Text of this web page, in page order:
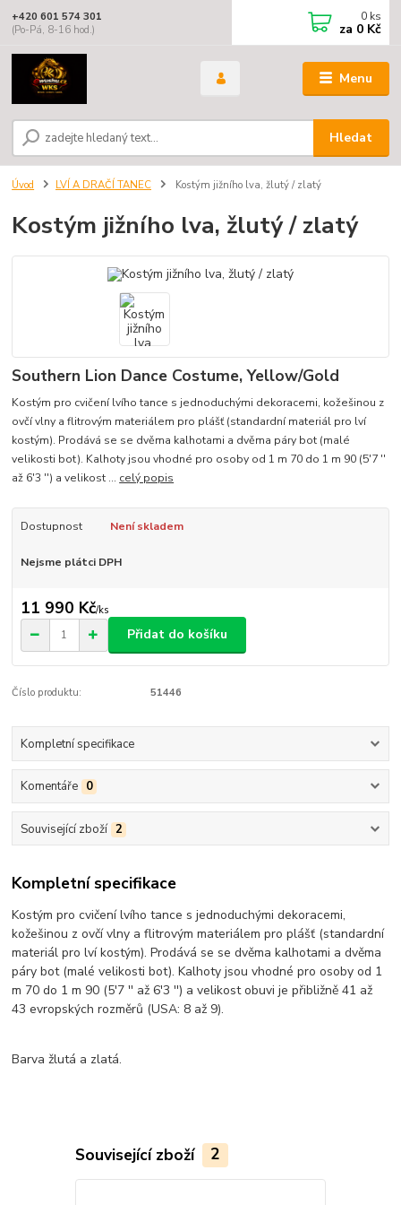
Menu
Hledat
+420 601 574 301
(Po-Pá, 8-16 hod.)
0 ks
za 0 Kč
Úvod LVÍ A DRAČÍ TANEC Kostým jižního lva, žlutý / zlatý
Kostým jižního lva, žlutý / zlatý
Southern Lion Dance Costume, Yellow/Gold
Kostým pro cvičení lvího tance s jednoduchými dekoracemi, kožešinou z
ovčí vlny a flitrovým materiálem pro plášť (standardní materiál pro lví
kostým). Prodává se se dvěma kalhotami a dvěma páry bot (malé
velikosti bot). Kalhoty jsou vhodné pro osoby od 1 m 70 do 1 m 90 (5'7 ''
až 6'3 '') a velikost ... celý popis
Dostupnost Není skladem
Nejsme plátci DPH
11 990 Kč/ks
Přidat do košíku
Číslo produktu: 51446
Kompletní specifikace
Komentáře 0
Související zboží 2
Kompletní specifikace
Kostým pro cvičení lvího tance s jednoduchými dekoracemi,
kožešinou z ovčí vlny a flitrovým materiálem pro plášť (standardní
materiál pro lví kostým). Prodává se se dvěma kalhotami a dvěma
páry bot (malé velikosti bot). Kalhoty jsou vhodné pro osoby od 1
m 70 do 1 m 90 (5'7 '' až 6'3 '') a velikost obuvi je přibližně 41 až
43 evropských rozměrů (USA: 8 až 9).
Barva žlutá a zlatá.
Související zboží 2